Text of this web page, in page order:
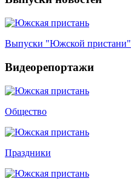
Выпуски "Южской пристани"
Видеорепортажи
Общество
Праздники